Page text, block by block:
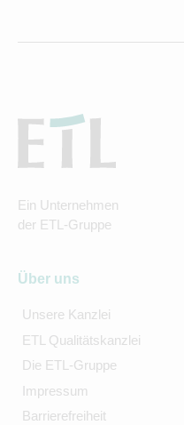
Ein Unternehmen
der ETL-Gruppe
Über uns
Unsere Kanzlei
ETL Qualitätskanzlei
Die ETL-Gruppe
Impressum
Barrierefreiheit